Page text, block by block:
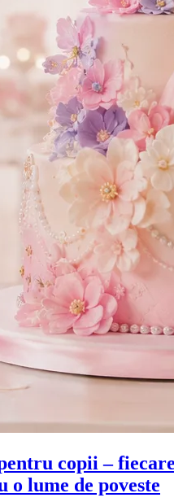
copii –
o lume de poveste